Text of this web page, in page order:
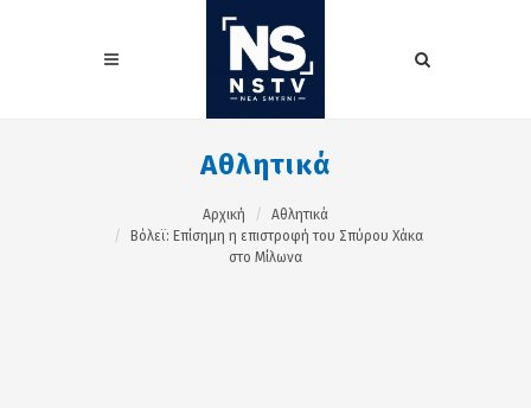
Αθλητικά
Αρχική
Αθλητικά
Βόλεϊ: Επίσημη η επιστροφή του Σπύρου Χάκα
στο Μίλωνα